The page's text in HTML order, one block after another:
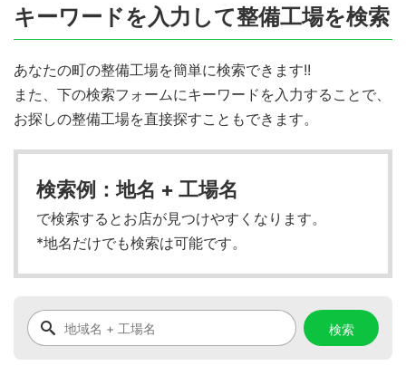
キーワードを入力して整備工場を検索
あなたの町の整備工場を簡単に検索できます!!
また、下の検索フォームにキーワードを入力することで、
お探しの整備工場を直接探すこともできます。
検索例：地名 + 工場名
で検索するとお店が見つけやすくなります。
*地名だけでも検索は可能です。